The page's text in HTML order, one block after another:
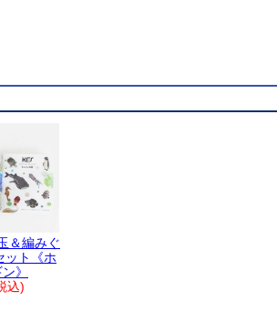
＆編みぐ
ット《ホ
》
込)